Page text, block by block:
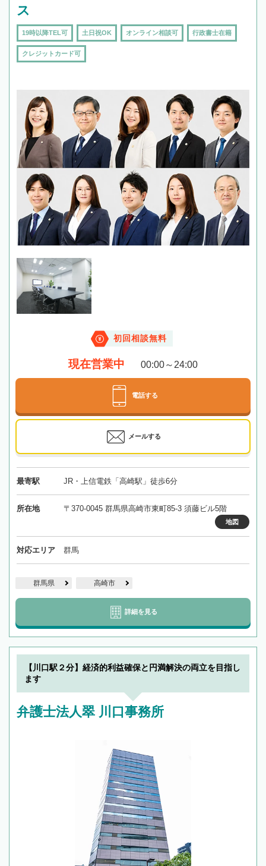
ス
19時以降TEL可 土日祝OK オンライン相談可 行政書士在籍
クレジットカード可
初回相談無料
現在営業中 00:00～24:00
電話する
メールする
最寄駅 JR・上信電鉄「高崎駅」徒歩6分
所在地 〒370-0045 群馬県高崎市東町85-3 須藤ビル5階
地図
対応エリア 群馬
群馬県 高崎市
詳細を見る
【川口駅２分】経済的利益確保と円満解決の両立を目指し
ます
弁護士法人翠 川口事務所